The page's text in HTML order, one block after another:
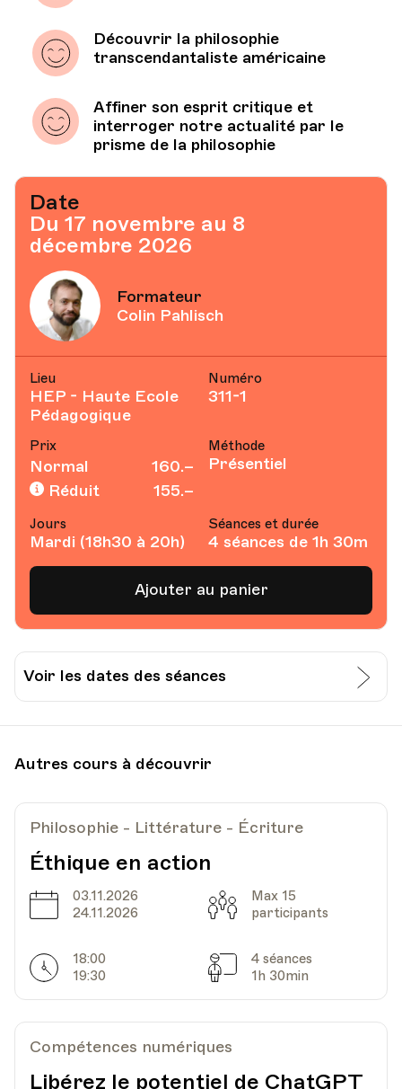
Découvrir la philosophie
transcendantaliste américaine
Affiner son esprit critique et
interroger notre actualité par le
prisme de la philosophie
Date
Du 17 novembre au 8
décembre 2026
Formateur
Colin Pahlisch
Lieu
HEP - Haute Ecole
Pédagogique
Numéro
311-1
Prix
Normal
160.–
Réduit
155.–
Méthode
Présentiel
Jours
Mardi (18h30 à 20h)
Séances et durée
4 séances de 1h 30m
Ajouter au panier
Voir les dates des séances
Lieu1005, Lausanne
Av. de Cour 33
Date
24.11.2026 Heure
18.30
Lieu
1005, Lausanne
Av. de Cour 33
Date
01.12.2026
Autres cours à découvrir
Philosophie - Littérature - Écriture
Éthique en action
Date
03.11.2026
24.11.2026
Capacité
Max 15
participants
Horarires
18:00
19:30
Séances
4 séances
1h 30min
Compétences numériques
Libérez le potentiel de ChatGPT